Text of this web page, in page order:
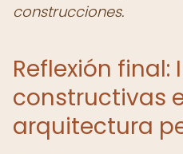
construcciones.
Reflexión
constructivas
arquitectura